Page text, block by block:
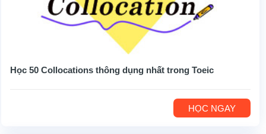
Học 50 Collocations thông dụng nhất trong Toeic
HỌC NGAY